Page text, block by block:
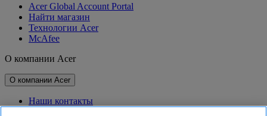
Acer Global Account Portal
Найти магазин
Технологии Acer
McAfee
О компании Acer
О компании Acer
Наши контакты